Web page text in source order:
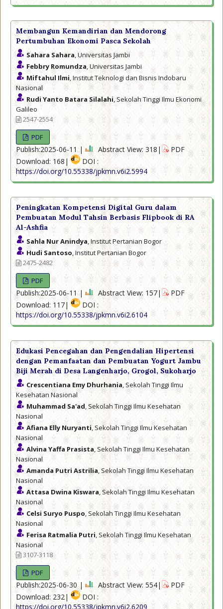
Membangun Kemandirian dan Mendorong
Pertumbuhan Ekonomi Pasca Sekolah
Sahara Sahara, Universitas Jambi
Febbry Romundza, Universitas Jambi
Miftahul Ilmi, Institut Teknologi dan Bisnis Indobaru
Nasional
Rudi Yanto Batara Silalahi, Sekolah Tinggi Ilmu Ekonomi
Galileo
2547-2554
PDF
Publish:2025-06-11 | Abstract View: 318|
PDF
Download: 168|
DOI :
https://doi.org/10.55338/jpkmn.v6i2.5994
Peningkatan Kompetensi Digital Guru dalam
Pembuatan Modul Tahsin Berbasis Flipbook di RA
Al-Ashfia
Sahla Nur Anindya, Institut Pertanian Bogor
Hudi Santoso, Institut Pertanian Bogor
2475-2482
PDF
Publish:2025-06-11 | Abstract View: 157|
PDF
Download: 117|
DOI :
https://doi.org/10.55338/jpkmn.v6i2.6104
Edukasi Pencegahan dan Pengendalian Hipertensi
dengan Pemanfaatan dan Pembuatan Yogurt Jambu
Biji Merah di Desa Langenharjo, Grogol, Sukoharjo
Crescentiana Emy Dhurhania, Sekolah Tinggi Ilmu
Kesehatan Nasional
Muhammad Sa'ad, Sekolah Tinggi Ilmu Kesehatan
Nasional
Afiana Elly Nuryanti, Sekolah Tinggi Ilmu Kesehatan
Nasional
Alvina Yaffa Prasista, Sekolah Tinggi Ilmu Kesehatan
Nasional
Amanda Putri Astrilia, Sekolah Tinggi Ilmu Kesehatan
Nasional
Attasa Dwina Kiswara, Sekolah Tinggi Ilmu Kesehatan
Nasional
Celsi Suryo Puspo, Sekolah Tinggi Ilmu Kesehatan
Nasional
Ferisa Ratmalia Putri, Sekolah Tinggi Ilmu Kesehatan
Nasional
3107-3118
PDF
Publish:2025-06-30 | Abstract View: 554|
PDF
Download: 232|
DOI :
https://doi.org/10.55338/jpkmn.v6i2.6209